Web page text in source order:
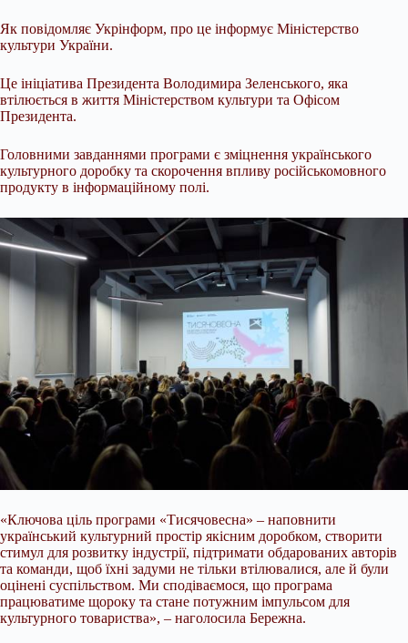
Як повідомляє Укрінформ, про це інформує Міністерство
культури України.
Це ініціатива Президента Володимира Зеленського, яка
втілюється в життя Міністерством культури та Офісом
Президента.
Головними завданнями програми є зміцнення українського
культурного доробку та скорочення впливу російськомовного
продукту в інформаційному полі.
«Ключова ціль програми «Тисячовесна» – наповнити
український культурний простір якісним доробком, створити
стимул для розвитку індустрії, підтримати обдарованих авторів
та команди, щоб їхні задуми не тільки втілювалися, але й були
оцінені суспільством. Ми сподіваємося, що програма
працюватиме щороку та стане потужним імпульсом для
культурного товариства», – наголосила Бережна.